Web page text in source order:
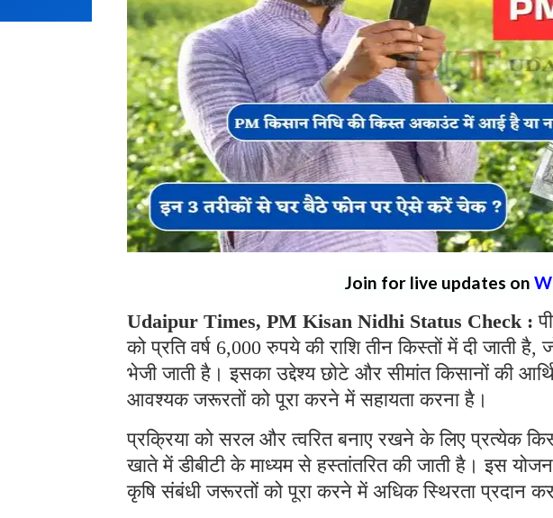
Join for live updates on
Udaipur Times, PM Kisan Nidhi Status Check :
को प्रति वर्ष 6,000 रुपये की राशि तीन किस्तों में दी
भेजी जाती है। इसका उद्देश्य छोटे और सीमांत किसानों की
आवश्यक जरूरतों को पूरा करने में सहायता करना है।
प्रक्रिया को सरल और त्वरित बनाए रखने के लिए प्रत्येक
खाते में डीबीटी के माध्यम से हस्तांतरित की जाती है। इस
कृषि संबंधी जरूरतों को पूरा करने में अधिक स्थिरता प्रदान